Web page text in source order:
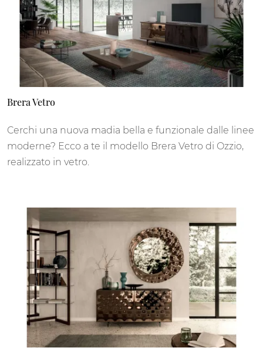
Brera Vetro
Cerchi una nuova madia bella e funzionale dalle linee
moderne? Ecco a te il modello Brera Vetro di Ozzio,
realizzato in vetro.